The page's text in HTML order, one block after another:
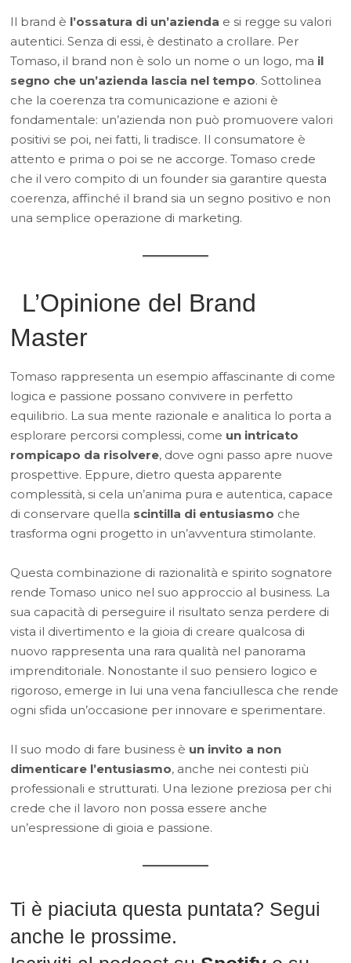
Il brand è l’ossatura di un’azienda e si regge su valori
autentici. Senza di essi, è destinato a crollare. Per
Tomaso, il brand non è solo un nome o un logo, ma il
segno che un’azienda lascia nel tempo. Sottolinea
che la coerenza tra comunicazione e azioni è
fondamentale: un’azienda non può promuovere valori
positivi se poi, nei fatti, li tradisce. Il consumatore è
attento e prima o poi se ne accorge. Tomaso crede
che il vero compito di un founder sia garantire questa
coerenza, affinché il brand sia un segno positivo e non
una semplice operazione di marketing.
L’Opinione del Brand
Master
Tomaso rappresenta un esempio affascinante di come
logica e passione possano convivere in perfetto
equilibrio. La sua mente razionale e analitica lo porta a
esplorare percorsi complessi, come un intricato
rompicapo da risolvere, dove ogni passo apre nuove
prospettive. Eppure, dietro questa apparente
complessità, si cela un’anima pura e autentica, capace
di conservare quella scintilla di entusiasmo che
trasforma ogni progetto in un’avventura stimolante.
Questa combinazione di razionalità e spirito sognatore
rende Tomaso unico nel suo approccio al business. La
sua capacità di perseguire il risultato senza perdere di
vista il divertimento e la gioia di creare qualcosa di
nuovo rappresenta una rara qualità nel panorama
imprenditoriale. Nonostante il suo pensiero logico e
rigoroso, emerge in lui una vena fanciullesca che rende
ogni sfida un’occasione per innovare e sperimentare.
Il suo modo di fare business è un invito a non
dimenticare l’entusiasmo, anche nei contesti più
professionali e strutturati. Una lezione preziosa per chi
crede che il lavoro non possa essere anche
un’espressione di gioia e passione.
Ti è piaciuta questa puntata? Segui
anche le prossime.